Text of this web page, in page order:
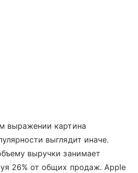
выражении картина
выглядит иначе.
выручки занимает
26% от общих продаж. Apple